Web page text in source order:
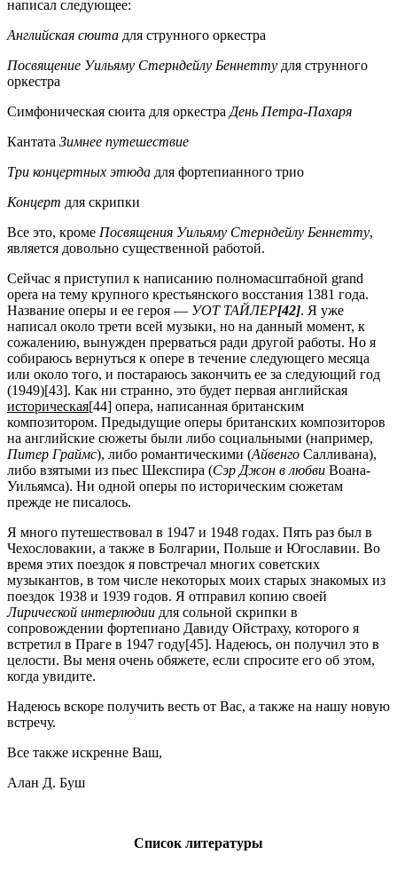
написал следующее:
Английская сюита для струнного оркестра
Посвящение Уильяму Стерндейлу Беннетту для струнного
оркестра
Симфоническая сюита для оркестра День Петра-Пахаря
Кантата Зимнее путешествие
Три концертных этюда для фортепианного трио
Концерт для скрипки
Все это, кроме Посвящения Уильяму Стерндейлу Беннетту,
является довольно существенной работой.
Сейчас я приступил к написанию полномасштабной grand
opera на тему крупного крестьянского восстания 1381 года.
Название оперы и ее героя — УОТ ТАЙЛЕР[42]. Я уже
написал около трети всей музыки, но на данный момент, к
сожалению, вынужден прерваться ради другой работы. Но я
собираюсь вернуться к опере в течение следующего месяца
или около того, и постараюсь закончить ее за следующий год
(1949)[43]. Как ни странно, это будет первая английская
историческая[44] опера, написанная британским
композитором. Предыдущие оперы британских композиторов
на английские сюжеты были либо социальными (например,
Питер Граймс), либо романтическими (Айвенго Салливана),
либо взятыми из пьес Шекспира (Сэр Джон в любви Воана-
Уильямса). Ни одной оперы по историческим сюжетам
прежде не писалось.
Я много путешествовал в 1947 и 1948 годах. Пять раз был в
Чехословакии, а также в Болгарии, Польше и Югославии. Во
время этих поездок я повстречал многих советских
музыкантов, в том числе некоторых моих старых знакомых из
поездок 1938 и 1939 годов. Я отправил копию своей
Лирической интерлюдии для сольной скрипки в
сопровождении фортепиано Давиду Ойстраху, которого я
встретил в Праге в 1947 году[45]. Надеюсь, он получил это в
целости. Вы меня очень обяжете, если спросите его об этом,
когда увидите.
Надеюсь вскоре получить весть от Вас, а также на нашу новую
встречу.
Все также искренне Ваш,
Алан Д. Буш
Список литературы